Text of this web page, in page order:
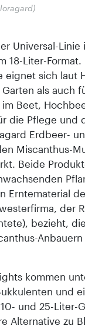
Universal-Linie
18-Liter-
eignet sich laut
als auch
im Beet,
die Pflege und
Erdbeer-
Miscanthus-
Beide
Erntematerial
der
bezieht,
kommen
und
und 25-Liter-
Alternative zu